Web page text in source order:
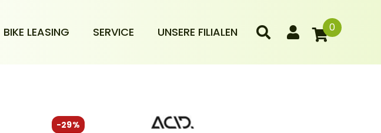
BIKE LEASING SERVICE UNSERE FILIALEN 0
-29%